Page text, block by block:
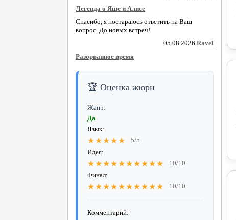
Легенда о Яше и Алисе
Спасибо, я постараюсь ответить на Ваш
вопрос. До новых встреч!
05.08.2026 Ravel
Разорванное время
🏆 Оценка жюри
Жанр:
Да
Язык:
★★★★★
5/5
Идея:
★★★★★★★★★★
10/10
Финал:
★★★★★★★★★★ 10/10
Комментарий: